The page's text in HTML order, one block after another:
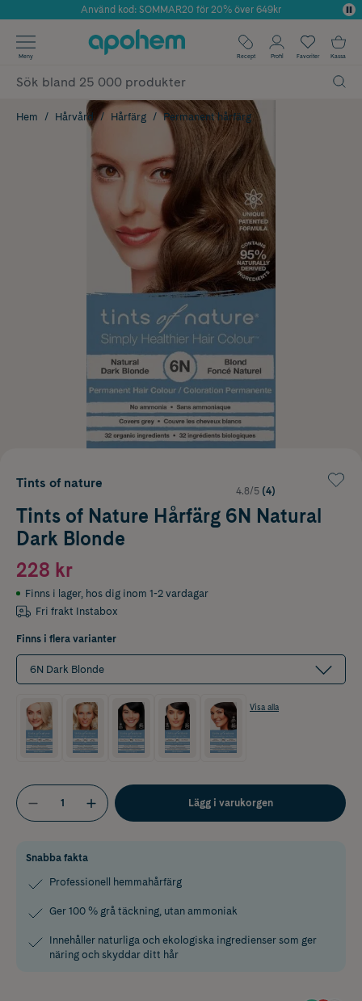
Årets Butik 2025 inom Skönhet
Använd kod: SOMMAR20 för 20% över 649kr
✓ Fri frakt
✓ Poäng på alla köp*
Meny Recept Profil Favoriter Kassa
Hem Hårvård Hårfärg Permanent hårfärg
Tints of nature
4.8/5 (4)
Tints of Nature Hårfärg 6N Natural
Dark Blonde
228 kr
Finns i lager, hos dig inom 1-2 vardagar
Fri frakt Instabox
Finns i flera varianter
6N Dark Blonde
Visa alla
Lägg i varukorgen
Snabba fakta
Professionell hemmahårfärg
Ger 100 % grå täckning, utan ammoniak
Innehåller naturliga och ekologiska ingredienser som ger
näring och skyddar ditt hår